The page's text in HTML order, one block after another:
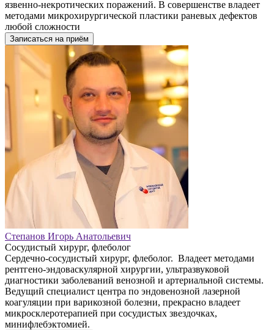
язвенно-некротических поражений. В совершенстве владеет
методами микрохирургической пластики раневых дефектов
любой сложности
Записаться на приём
Степанов Игорь Анатольевич
Сосудистый хирург, флеболог
Сердечно-сосудистый хирург, флеболог. Владеет методами
рентгено-эндоваскулярной хирургии, ультразвуковой
диагностики заболеваний венозной и артериальной системы.
Ведущий специалист центра по эндовенозной лазерной
коагуляции при варикозной болезни, прекрасно владеет
микросклеротерапией при сосудистых звездочках,
минифлебэктомией.